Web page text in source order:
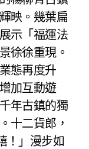
映。幾葉扁
示「福運法
徐徐重現。
態再度升
加互動遊
年古鎮的獨
十二貨郎，
！」漫步如